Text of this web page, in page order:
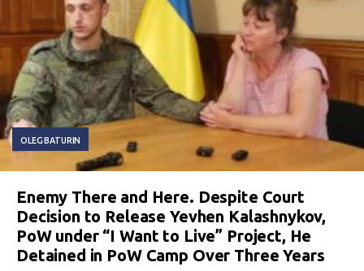
OLEG BATURIN
Enemy There and Here. Despite Court
Decision to Release Yevhen Kalashnykov,
PoW under “I Want to Live” Project, He
Detained in PoW Camp Over Three Years